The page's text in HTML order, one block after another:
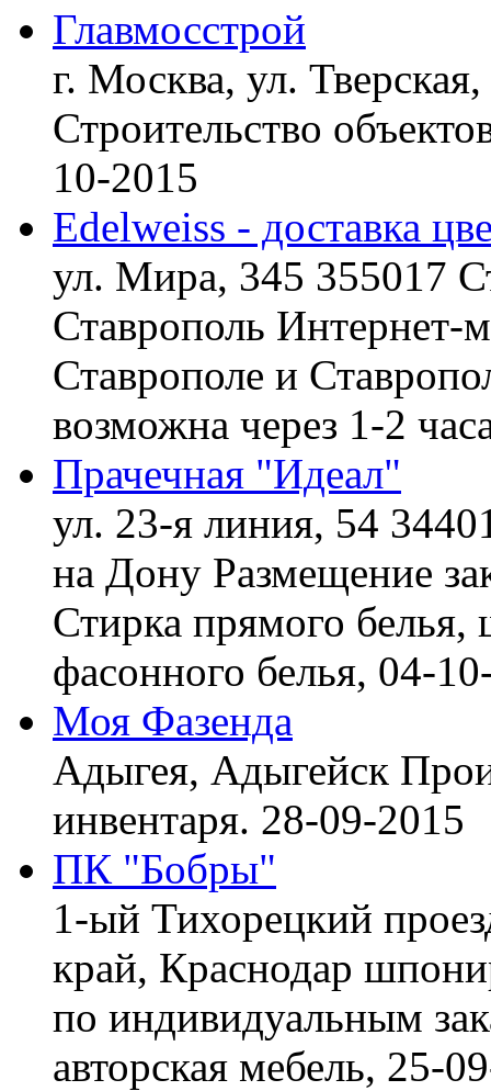
Главмосстрой
г. Москва, ул.
Строительство
10-2015
Edelweiss - доставка
ул. Мира, 345 355017
Ставрополь Интернет-
Ставрополе и
возможна через 1-2
Прачечная "Идеал"
ул. 23-я линия, 54
на Дону Размещение
Стирка прямого
фасонного белья, 04-
Моя Фазенда
Адыгея, Адыгейск
инвентаря. 28-09-2015
ПК "Бобры"
1-ый Тихорецкий
край, Краснодар
по индивидуальным
авторская мебель, 25-